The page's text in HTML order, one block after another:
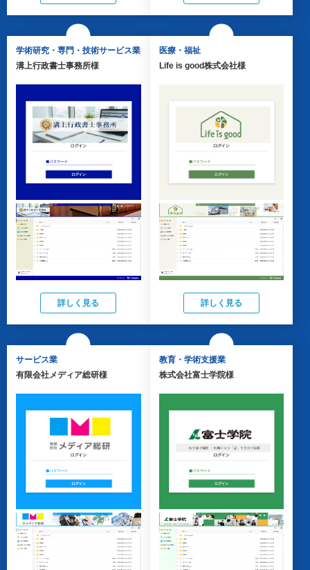
学術研究・専門・技術サービス業
溝上行政書士事務所様
詳しく見る
医療・福祉
Life is good株式会社様
詳しく見る
サービス業
有限会社メディア総研様
教育・学術支援業
株式会社富士学院様